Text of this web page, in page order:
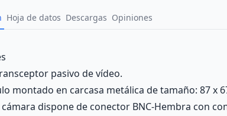
Hoja de datos Descargas Opiniones
pasivo de vídeo.
montado en carcasa metálica de tamaño: 87 x
cámara dispone de conector BNC-Hembra con